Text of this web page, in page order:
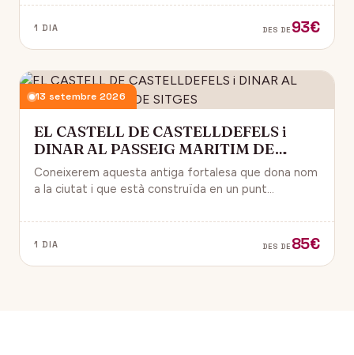
1 DIA DES DE 93€
13 setembre 2026
EL CASTELL DE CASTELLDEFELS i
DINAR AL PASSEIG MARITIM DE
SITGES
Coneixerem aquesta antiga fortalesa que dona nom
a la ciutat i que està construïda en un punt
1 DIA DES DE 85€